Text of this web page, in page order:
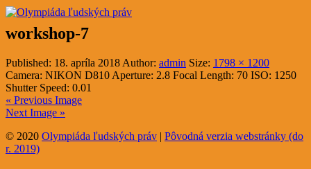
workshop-7
Published: 18. apríla 2018 Author: admin Size: 1798 × 1200
Camera: NIKON D810 Aperture: 2.8 Focal Length: 70 ISO: 1250
Shutter Speed: 0.01
« Previous Image
Next Image »
© 2020 Olympiáda ľudských práv | Pôvodná verzia webstránky (do
r. 2019)